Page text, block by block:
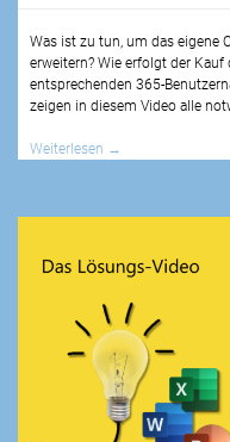
Was ist zu tun, um das eigene
erweitern? Wie erfolgt der
entsprechenden 365-
zeigen in diesem Video alle
Weiterlesen →